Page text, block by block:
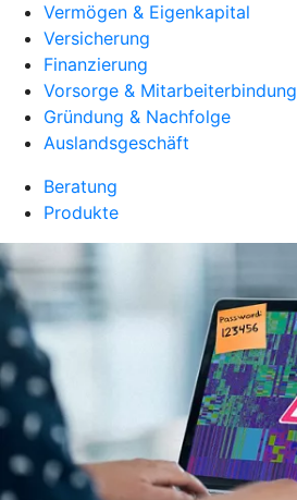
Vermögen & Eigenkapital
Versicherung
Finanzierung
Vorsorge & Mitarbeiterbindung
Gründung & Nachfolge
Auslandsgeschäft
Beratung
Produkte